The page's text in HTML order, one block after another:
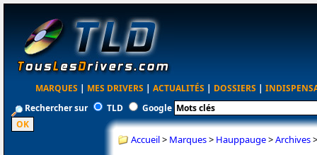
MARQUES | MES DRIVERS | ACTUALITÉS | DOSSIERS |
Rechercher sur
TLD Google
Accueil> Marques> Hauppauge>Archives